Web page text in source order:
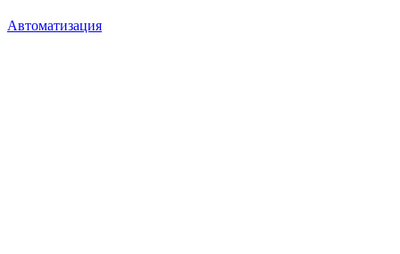
Автоматизация